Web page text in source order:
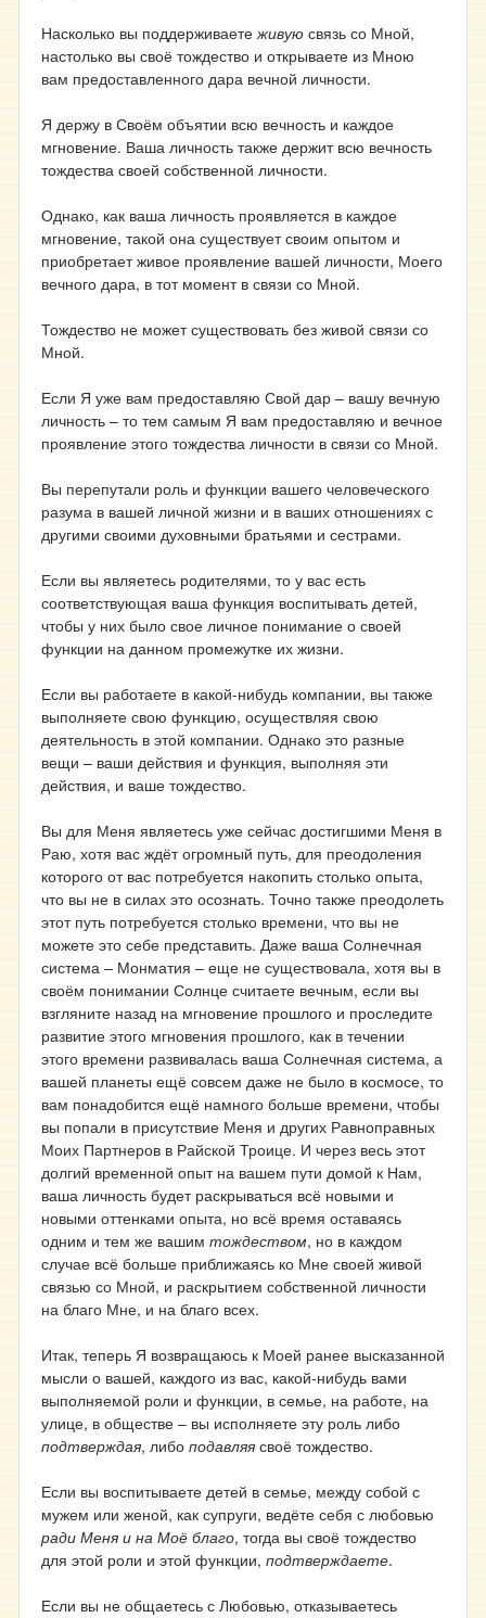
Насколько вы поддерживаетеживую связь со Мной,
настолько вы своё тождество и открываете из Мною
вам предоставленного дара вечной личности.
Я держу в Своём объятии всю вечность и каждое
мгновение. Ваша личность также держит всю вечность
тождества своей собственной личности.
Однако, как ваша личность проявляется в каждое
мгновение, такой она существует своим опытом и
приобретает живое проявление вашей личности, Моего
вечного дара, в тот момент в связи со Мной.
Тождество не может существовать без живой связи со
Мной.
Если Я уже вам предоставляю Свой дар – вашу вечную
личность – то тем самым Я вам предоставляю и вечное
проявление этого тождества личности в связи со Мной.
Вы перепутали роль и функции вашего человеческого
разума в вашей личной жизни и в ваших отношениях с
другими своими духовными братьями и сестрами.
Если вы являетесь родителями, то у вас есть
соответствующая ваша функция воспитывать детей,
чтобы у них было свое личное понимание о своей
функции на данном промежутке их жизни.
Если вы работаете в какой-нибудь компании, вы также
выполняете свою функцию, осуществляя свою
деятельность в этой компании. Однако это разные
вещи – ваши действия и функция, выполняя эти
действия, и ваше тождество.
Вы для Меня являетесь уже сейчас достигшими Меня в
Раю, хотя вас ждёт огромный путь, для преодоления
которого от вас потребуется накопить столько опыта,
что вы не в силах это осознать. Точно также преодолеть
этот путь потребуется столько времени, что вы не
можете это себе представить. Даже ваша Солнечная
система – Монматия – еще не существовала, хотя вы в
своём понимании Солнце считаете вечным, если вы
взгляните назад на мгновение прошлого и проследите
развитие этого мгновения прошлого, как в течении
этого времени развивалась ваша Солнечная система, а
вашей планеты ещё совсем даже не было в космосе, то
вам понадобится ещё намного больше времени, чтобы
вы попали в присутствие Меня и других Равноправных
Моих Партнеров в Райской Троице. И через весь этот
долгий временной опыт на вашем пути домой к Нам,
ваша личность будет раскрываться всё новыми и
новыми оттенками опыта, но всё время оставаясь
одним и тем же вашим тождеством, но в каждом
случае всё больше приближаясь ко Мне своей живой
связью со Мной, и раскрытием собственной личности
на благо Мне, и на благо всех.
Итак, теперь Я возвращаюсь к Моей ранее высказанной
мысли о вашей, каждого из вас, какой-нибудь вами
выполняемой роли и функции, в семье, на работе, на
улице, в обществе – вы исполняете эту роль либо
подтверждая, либо подавляя своё тождество.
Если вы воспитываете детей в семье, между собой с
мужем или женой, как супруги, ведёте себя с любовью
ради Меня и на Моё благо, тогда вы своё тождество
для этой роли и этой функции, подтверждаете.
Если вы не общаетесь с Любовью, отказываетесь